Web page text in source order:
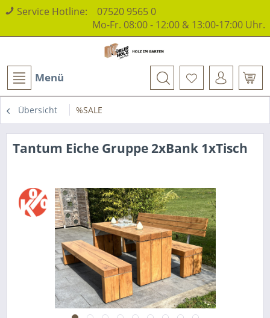
Service Hotline: 07520 9565 0
Mo-Fr. 08:00 - 12:00 & 13:00-17:00 Uhr.
Menü
Übersicht %SALE
Tantum Eiche Gruppe 2xBank 1xTisch